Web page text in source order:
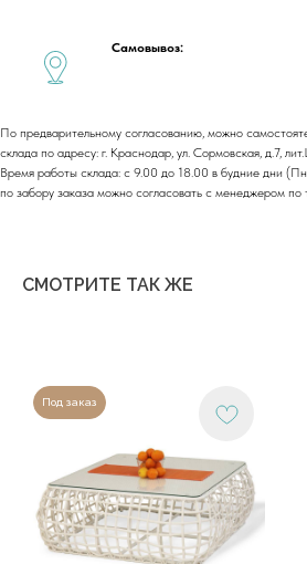
Самовывоз:
По предварительному согласованию, можно
склада по адресу: г. Краснодар, ул. Сормовская, д.7,
Время работы склада: с 9.00 до 18.00 в будние дни
по забору заказа можно согласовать с менеджером
СМОТРИТЕ ТАК ЖЕ
Под заказ
ТРЦ Европолис.
Moсковская обл.,
График работы:
Пн-сб: с 9:00 до 18:00
Вс: выходной